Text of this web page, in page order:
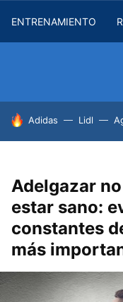
ENTRENAMIENTO
HOY SE HABLA DE
Adidas Lidl
Adelgazar
estar sano:
constantes
más